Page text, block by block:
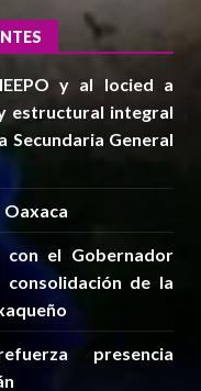
y al Iocied a
estructural integral
Secundaria General
Oaxaca
con el Gobernador
de la
presencia